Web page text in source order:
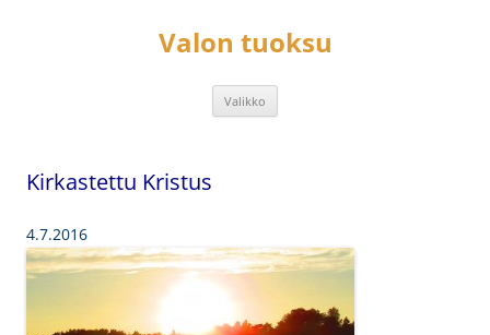
Valon tuoksu
Valikko
Kirkastettu Kristus
4.7.2016